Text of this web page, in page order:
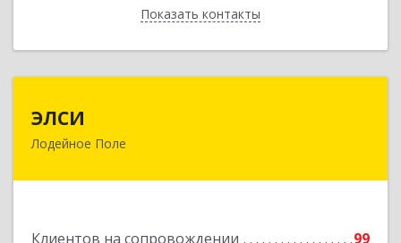
Показать контакты
Назад
ЭЛСИ
Лодейное Поле
Клиентов на сопровождении 99
187700, Ленинградская обл, Лодейное Поле г,